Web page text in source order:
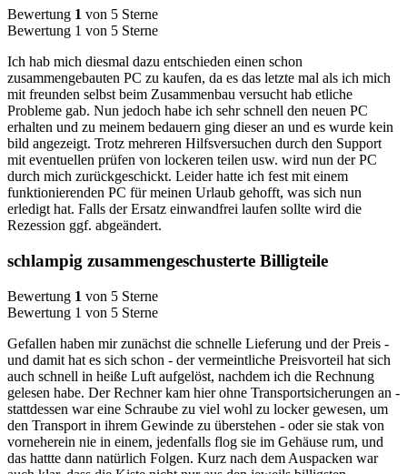
Bewertung 1 von 5 Sterne
Bewertung 1 von 5 Sterne
Ich hab mich diesmal dazu entschieden einen schon
zusammengebauten PC zu kaufen, da es das letzte mal als ich mich
mit freunden selbst beim Zusammenbau versucht hab etliche
Probleme gab. Nun jedoch habe ich sehr schnell den neuen PC
erhalten und zu meinem bedauern ging dieser an und es wurde kein
bild angezeigt. Trotz mehreren Hilfsversuchen durch den Support
mit eventuellen prüfen von lockeren teilen usw. wird nun der PC
durch mich zurückgeschickt. Leider hatte ich fest mit einem
funktionierenden PC für meinen Urlaub gehofft, was sich nun
erledigt hat. Falls der Ersatz einwandfrei laufen sollte wird die
Rezession ggf. abgeändert.
schlampig zusammengeschusterte Billigteile
Bewertung 1 von 5 Sterne
Bewertung 1 von 5 Sterne
Gefallen haben mir zunächst die schnelle Lieferung und der Preis -
und damit hat es sich schon - der vermeintliche Preisvorteil hat sich
auch schnell in heiße Luft aufgelöst, nachdem ich die Rechnung
gelesen habe. Der Rechner kam hier ohne Transportsicherungen an -
stattdessen war eine Schraube zu viel wohl zu locker gewesen, um
den Transport in ihrem Gewinde zu überstehen - oder sie stak von
vorneherein nie in einem, jedenfalls flog sie im Gehäuse rum, und
das hattte dann natürlich Folgen. Kurz nach dem Auspacken war